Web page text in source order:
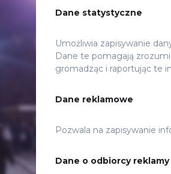
Dane statystyczne
Umożliwia zapisywanie
Dane te pomagają
gromadząc i raportując te
Dane reklamowe
Pozwala na zapisywanie
Dane o odbiorcy reklamy